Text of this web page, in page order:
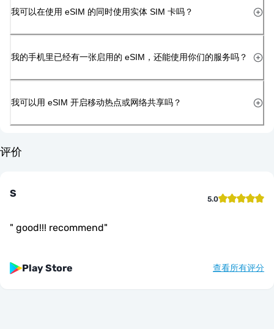
我可以在使用 eSIM 的同时使用实体 SIM 卡吗？
我的手机里已经有一张启用的 eSIM，还能使用你们的服务吗？
我可以用 eSIM 开启移动热点或网络共享吗？
评价
S 5.0
" good!!! recommend"
Play Store 查看所有评分